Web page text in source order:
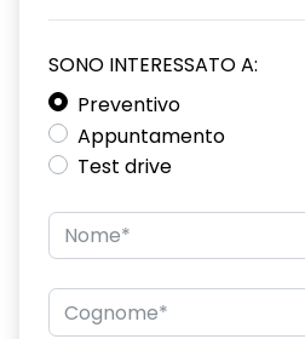
SONO INTERESSATO A:
Preventivo
Appuntamento
Test drive